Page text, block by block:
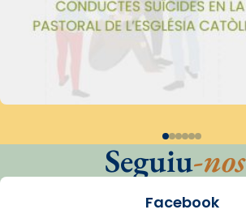
Seguiu-nos
Facebook